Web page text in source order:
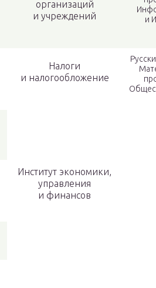
организаций
и учреждений
и
Налоги
и налогообложение
Институт экономики,
управления
и финансов